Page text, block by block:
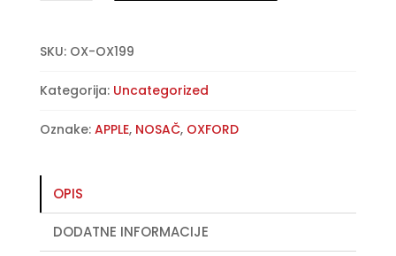
za
5/5S/SE
SKU: OX-OX199
Kategorija: Uncategorized
Oznake: APPLE, NOSAČ, OXFORD
OPIS
DODATNE INFORMACIJE